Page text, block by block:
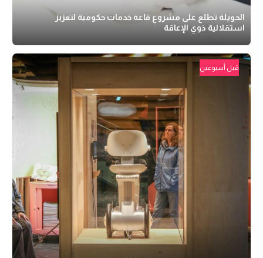
الحويلة تطلع على مشروع قاعة خدمات حكومية لتعزيز
استقلالية ذوي الإعاقة
قبل أسبوعين